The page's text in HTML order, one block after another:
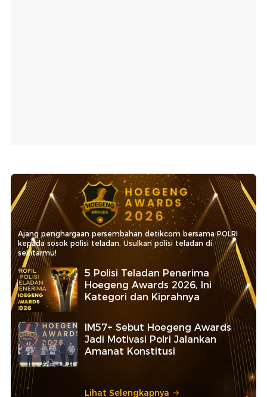
Ajang penghargaan persembahan detikcom bersama POLRI
kepada sosok polisi teladan. Usulkan polisi teladan di
sekitarmu!
5 Polisi Teladan Penerima
Hoegeng Awards 2026, Ini
Kategori dan Kiprahnya
IM57+ Sebut Hoegeng Awards
Jadi Motivasi Polri Jalankan
Amanat Konstitusi
Lihat Selengkapnya